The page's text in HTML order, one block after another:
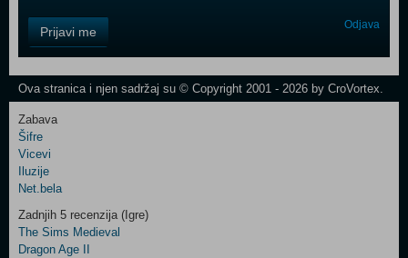
Field
One
Control
Two
Newsletter
Prijavi me Odjava
Ova stranica i njen sadržaj su © Copyright 2001 - 2026 by CroVortex.
Zabava
Šifre
Vicevi
Iluzije
Net.bela
Zadnjih 5 recenzija (Igre)
The Sims Medieval
Dragon Age II